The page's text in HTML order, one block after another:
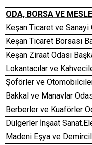
ODA, BORSA VE
Keşan Ticaret ve Sanayi
Keşan Ticaret Borsası
Keşan Ziraat Odası
Lokantacılar ve
Şoförler ve
Bakkal ve Manavlar
Berberler ve Kuaförler
Dülgerler İnşaat
Madeni Eşya ve